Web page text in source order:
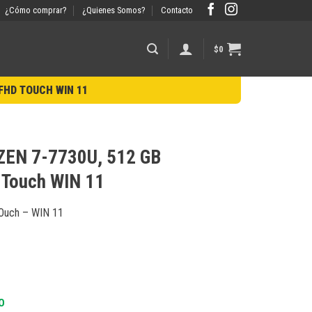
¿Cómo comprar? ¿Quienes Somos? Contacto
$0
TOUCH WIN 11
7-7730U, 512 GB
WIN 11
– WIN 11